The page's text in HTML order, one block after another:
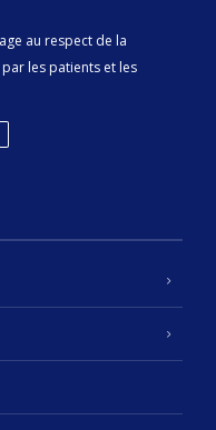
au respect de la
les patients et les